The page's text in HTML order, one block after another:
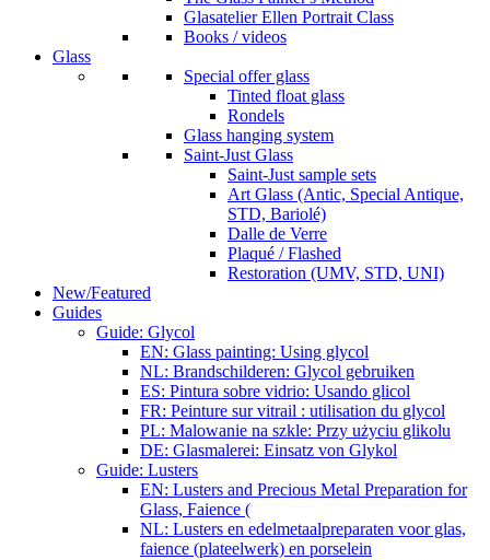
Glasatelier Ellen Portrait Class
Books / videos
Glass
Special offer glass
Tinted float glass
Rondels
Glass hanging system
Saint-Just Glass
Saint-Just sample sets
Art Glass (Antic, Special Antique,
STD, Bariolé)
Dalle de Verre
Plaqué / Flashed
Restoration (UMV, STD, UNI)
New/Featured
Guides
Guide: Glycol
EN: Glass painting: Using glycol
NL: Brandschilderen: Glycol gebruiken
ES: Pintura sobre vidrio: Usando glicol
FR: Peinture sur vitrail : utilisation du glycol
PL: Malowanie na szkle: Przy użyciu glikolu
DE: Glasmalerei: Einsatz von Glykol
Guide: Lusters
EN: Lusters and Precious Metal Preparation for
Glass, Faience (
NL: Lusters en edelmetaalpreparaten voor glas,
faience (plateelwerk) en porselein